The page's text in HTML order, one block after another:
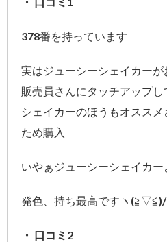
378番を持っています
実はジューシーシェイカー
販売員さんにタッチアップ
シェイカーのほうもオスス
ため購入
いやぁジューシーシェイカ
発色、持ち最高ですヽ(≧▽≦)/
・ 口コミ2